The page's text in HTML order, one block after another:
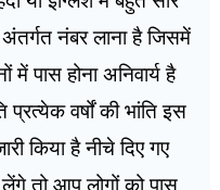
नंबर लाना है जिसमें
पास होना अनिवार्य है
प्रत्येक वर्षों की भांति इस
किया है नीचे दिए गए
तो आप लोगों को पास